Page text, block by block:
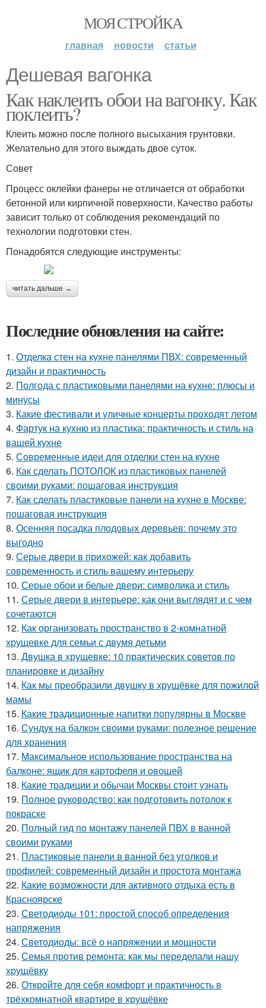
МОЯ СТРОЙКА
главная новости статьи
Дешевая вагонка
Как наклеить обои на вагонку. Как
поклеить?
Клеить можно после полного высыхания грунтовки.
Желательно для этого выждать двое суток.
Совет
Процесс оклейки фанеры не отличается от обработки
бетонной или кирпичной поверхности. Качество работы
зависит только от соблюдения рекомендаций по
технологии подготовки стен.
Понадобятся следующие инструменты:
читать дальше →
Последние обновления на сайте:
1. Отделка стен на кухне панелями ПВХ: современный
дизайн и практичность
2. Полгода с пластиковыми панелями на кухне: плюсы и
минусы
3. Какие фестивали и уличные концерты проходят летом
4. Фартук на кухню из пластика: практичность и стиль на
вашей кухне
5. Современные идеи для отделки стен на кухне
6. Как сделать ПОТОЛОК из пластиковых панелей
своими руками: пошаговая инструкция
7. Как сделать пластиковые панели на кухне в Москве:
пошаговая инструкция
8. Осенняя посадка плодовых деревьев: почему это
выгодно
9. Серые двери в прихожей: как добавить
современность и стиль вашему интерьеру
10. Серые обои и белые двери: символика и стиль
11. Серые двери в интерьере: как они выглядят и с чем
сочетаются
12. Как организовать пространство в 2-комнатной
хрущевке для семьи с двумя детьми
13. Двушка в хрущевке: 10 практических советов по
планировке и дизайну
14. Как мы преобразили двушку в хрущёвке для пожилой
мамы
15. Какие традиционные напитки популярны в Москве
16. Сундук на балкон своими руками: полезное решение
для хранения
17. Максимальное использование пространства на
балконе: ящик для картофеля и овощей
18. Какие традиции и обычаи Москвы стоит узнать
19. Полное руководство: как подготовить потолок к
покраске
20. Полный гид по монтажу панелей ПВХ в ванной
своими руками
21. Пластиковые панели в ванной без уголков и
профилей: современный дизайн и простота монтажа
22. Какие возможности для активного отдыха есть в
Красноярске
23. Светодиоды 101: простой способ определения
напряжения
24. Светодиоды: всё о напряжении и мощности
25. Семья против ремонта: как мы переделали нашу
хрущёвку
26. Откройте для себя комфорт и практичность в
трёхкомнатной квартире в хрущёвке